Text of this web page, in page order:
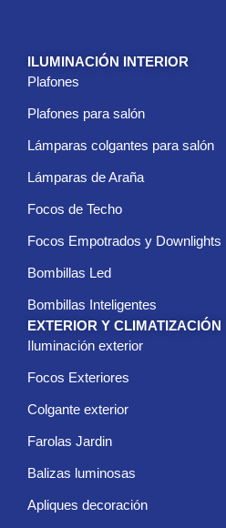
ó
ILUMINACIÓN INTERIOR
Plafones
Plafones para salón
Lámparas colgantes para salón
Lámparas de Araña
Focos de Techo
Focos Empotrados y Downlights
Bombillas Led
Bombillas Inteligentes
EXTERIOR Y CLIMATIZACIÓN
Iluminación exterior
Focos Exteriores
Colgante exterior
Farolas Jardin
Balizas luminosas
Apliques decoración